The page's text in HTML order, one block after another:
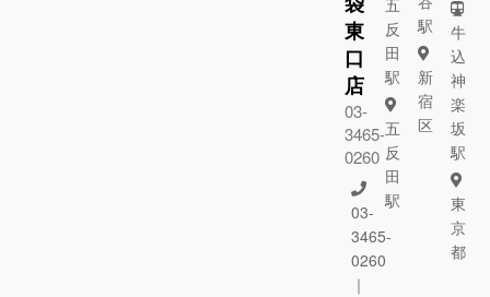
東
口
店
03-
3465-
0260
03-
3465-
0260
｜
五
反
田
駅
五
反
田
駅
駅
新
宿
区
牛
込
神
楽
坂
駅
東
京
都